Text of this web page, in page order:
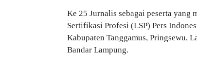
Ke 25 Jurnalis sebagai peserta yang
Sertifikasi Profesi (LSP) Pers
Kabupaten Tanggamus, Pringsewu,
Bandar Lampung.